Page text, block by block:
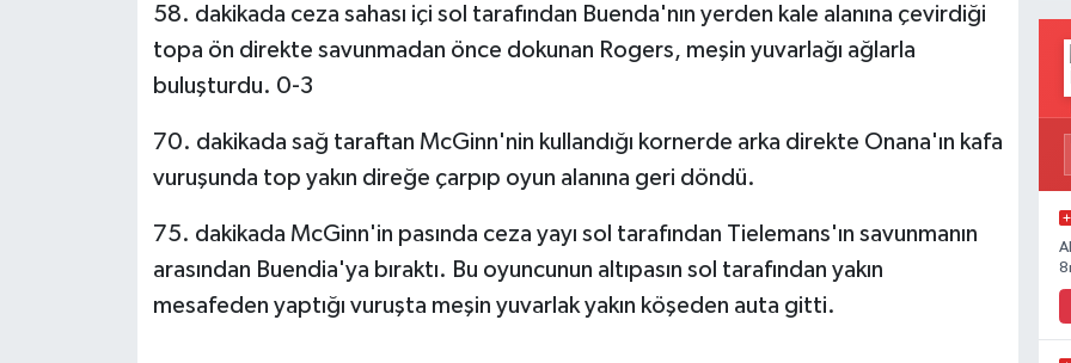
58. dakikada ceza sahası içi sol tarafından Buenda'nın yerden kale alanına çevirdiği
topa ön direkte savunmadan önce dokunan Rogers, meşin yuvarlağı ağlarla
buluşturdu. 0-3
70. dakikada sağ taraftan McGinn'nin kullandığı kornerde arka direkte Onana'ın kafa
vuruşunda top yakın direğe çarpıp oyun alanına geri döndü.
75. dakikada McGinn'in pasında ceza yayı sol tarafından Tielemans'ın savunmanın
arasından Buendia'ya bıraktı. Bu oyuncunun altıpasın sol tarafından yakın
mesafeden yaptığı vuruşta meşin yuvarlak yakın köşeden auta gitti.